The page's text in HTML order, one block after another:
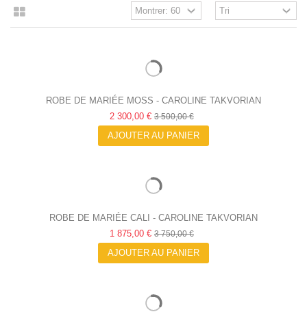
ROBE DE MARIÉE MOSS - CAROLINE TAKVORIAN
2 300,00 € 3 500,00 €
AJOUTER AU PANIER
ROBE DE MARIÉE CALI - CAROLINE TAKVORIAN
1 875,00 € 3 750,00 €
AJOUTER AU PANIER